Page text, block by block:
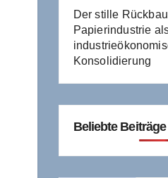
Der stille
Papierindustrie
Konsolidierung
Beliebte Beiträge